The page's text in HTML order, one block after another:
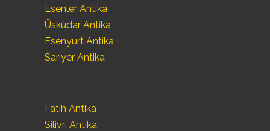
Esenler Antika
Üsküdar Antika
Esenyurt Antika
Sarıyer Antika
Fatih Antika
Silivri Antika